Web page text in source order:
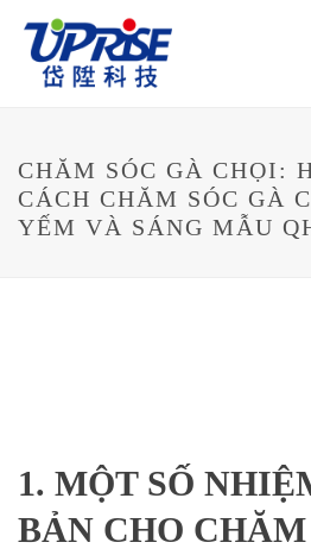
CHĂM SÓC GÀ CHỌI:
CÁCH CHĂM SÓC GÀ
YẾM VÀ SÁNG MẪU
1. MỘT SỐ
BẢN CHO CHĂM